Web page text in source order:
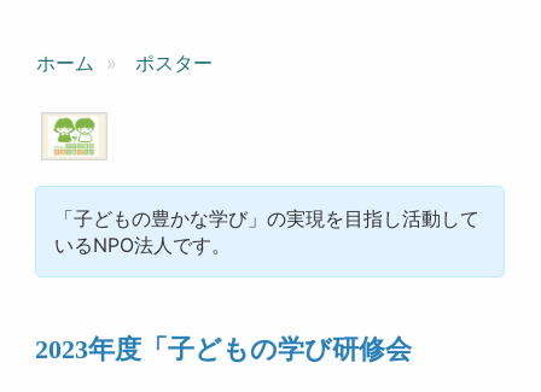
ホーム ポスター
「子どもの豊かな学び」の実現を目指し活動して
いるNPO法人です。
2023年度「子どもの学び研修会